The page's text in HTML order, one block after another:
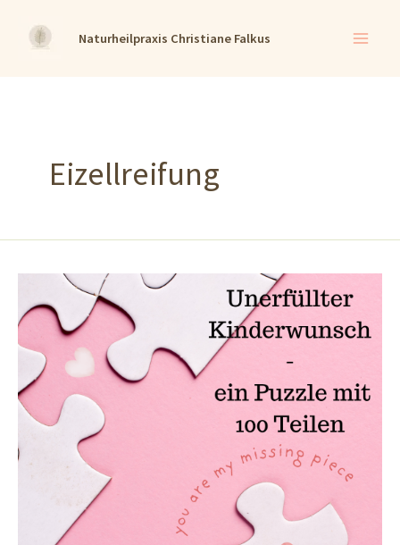
Inhalt
Naturheilpraxis Christiane Falkus
Eizellreifung